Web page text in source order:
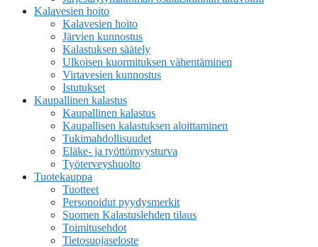
Kalavesien hoito
Kalavesien hoito
Järvien kunnostus
Kalastuksen säätely
Ulkoisen kuormituksen vähentäminen
Virtavesien kunnostus
Istutukset
Kaupallinen kalastus
Kaupallinen kalastus
Kaupallisen kalastuksen aloittaminen
Tukimahdollisuudet
Eläke- ja työttömyysturva
Työterveyshuolto
Tuotekauppa
Tuotteet
Personoidut pyydysmerkit
Suomen Kalastuslehden tilaus
Toimitusehdot
Tietosuojaseloste